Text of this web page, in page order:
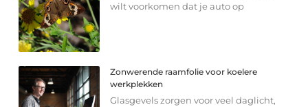
wilt voorkomen dat je auto op
Zonwerende raamfolie voor koelere
werkplekken
Glasgevels zorgen voor veel daglicht,